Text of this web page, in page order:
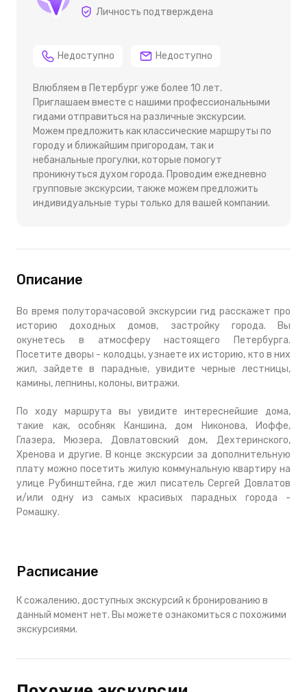
Личность подтверждена
Недоступно Недоступно
Влюбляем в Петербург уже более 10 лет.
Приглашаем вместе с нашими профессиональными
гидами отправиться на различные экскурсии.
Можем предложить как классические маршруты по
городу и ближайшим пригородам, так и
небанальные прогулки, которые помогут
проникнуться духом города. Проводим ежедневно
групповые экскурсии, также можем предложить
индивидуальные туры только для вашей компании.
Описание
Во время полуторачасовой экскурсии гид расскажет про
историю доходных домов, застройку города. Вы
окунетесь в атмосферу настоящего Петербурга.
Посетите дворы - колодцы, узнаете их историю, кто в них
жил, зайдете в парадные, увидите черные лестницы,
камины, лепнины, колоны, витражи.
По ходу маршрута вы увидите интереснейшие дома,
такие как, особняк Каншина, дом Никонова, Иоффе,
Глазера, Мюзера, Довлатовский дом, Дехтеринского,
Хренова и другие. В конце экскурсии за дополнительную
плату можно посетить жилую коммунальную квартиру на
улице Рубинштейна, где жил писатель Сергей Довлатов
и/или одну из самых красивых парадных города -
Ромашку.
Расписание
К сожалению, доступных экскурсий к бронированию в
данный момент нет. Вы можете ознакомиться с похожими
экскурсиями.